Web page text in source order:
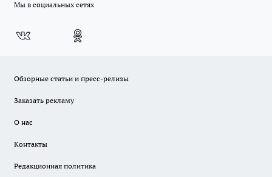
Мы в социальных сетях
Обзорные статьи и пресс-релизы
Заказать рекламу
О нас
Контакты
Редакционная политика